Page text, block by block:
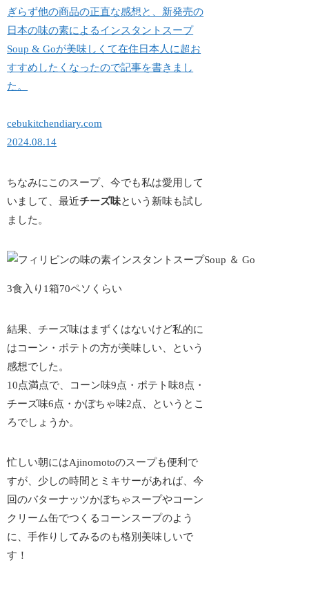
ぎらず他の商品の正直な感想と、新発売の
日本の味の素によるインスタントスープ
Soup & Goが美味しくて在住日本人に超お
すすめしたくなったので記事を書きまし
た。
cebukitchendiary.com
2024.08.14
ちなみにこのスープ、今でも私は愛用して
いまして、最近チーズ味という新味も試し
ました。
3食入り1箱70ペソくらい
結果、チーズ味はまずくはないけど私的に
はコーン・ポテトの方が美味しい 、という
感想でした。
10点満点で、コーン味9点・ポテト味8点・
チーズ味6点・かぼちゃ味2点、というとこ
ろでしょうか。
忙しい朝にはAjinomotoのスープも便利で
すが、少しの時間とミキサーがあれば、今
回のバターナッツかぼちゃスープやコーン
クリーム缶でつくるコーンスープのよう
に、手作りしてみるのも格別美味しいで
す！